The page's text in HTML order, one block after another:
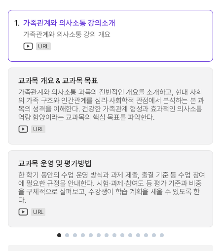
1. 가족관계와 의사소통 강의소개
가족관계와 의사소통 강의 개요
URL
교과목 개요 & 교과목 목표
가족관계와 의사소통 과목의 전반적인 개요를 소개하고, 현대 사회
의 가족 구조와 인간관계를 심리·사회학적 관점에서 분석하는 본 과
목의 성격을 이해한다. 건강한 가족관계 형성과 효과적인 의사소통
역량 함양이라는 교과목의 핵심 목표를 파악한다.
URL
교과목 운영 및 평가방법
한 학기 동안의 수업 운영 방식과 과제 제출, 출결 기준 등 수업 참여
에 필요한 규정을 안내한다. 시험·과제·참여도 등 평가 기준과 비중
을 구체적으로 살펴보고, 수강생이 학습 계획을 세울 수 있도록 한
다.
URL